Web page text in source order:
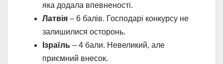
яка додала впевненості.
Латвія – 6 балів. Господарі конкурсу не
залишилися осторонь.
Ізраїль – 4 бали. Невеликий, але
приємний внесок.